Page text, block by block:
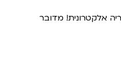
אלקטרונית! מדובר